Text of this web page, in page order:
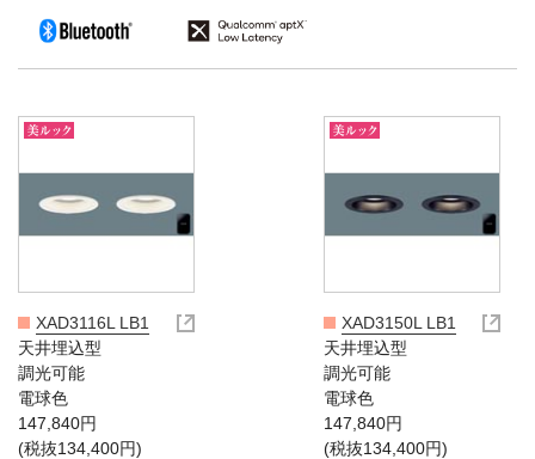
XAD3116L LB1
天井埋込型
調光可能
電球色
147,840円
(税抜134,400円)
XAD3150L LB1
天井埋込型
調光可能
電球色
147,840円
(税抜134,400円)